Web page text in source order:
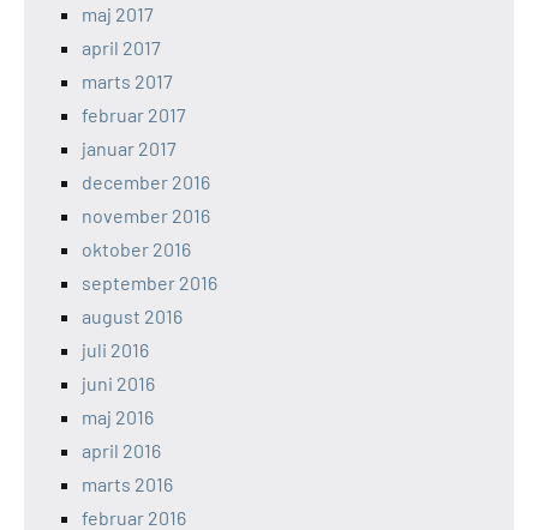
maj 2017
april 2017
marts 2017
februar 2017
januar 2017
december 2016
november 2016
oktober 2016
september 2016
august 2016
juli 2016
juni 2016
maj 2016
april 2016
marts 2016
februar 2016